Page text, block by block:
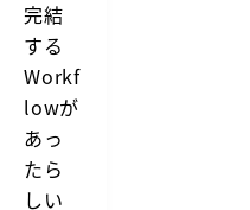
完結
する
Workf
lowが
あっ
たら
しい